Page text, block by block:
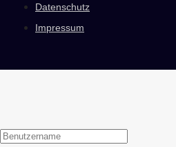
Datenschutz
Impressum